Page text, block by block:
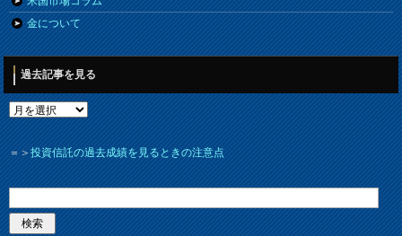
金について
過去記事を見る
＝＞投資信託の過去成績を見るときの注意点